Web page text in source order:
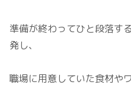
準備が終わってひと段落す
発し、
職場に用意していた食材や